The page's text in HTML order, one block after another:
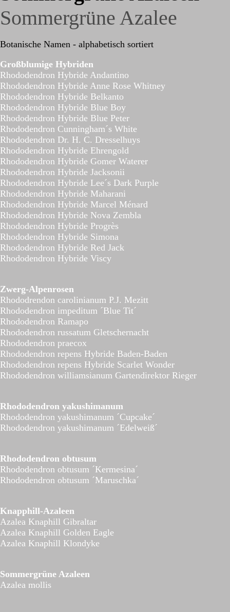
Sommergrüne Azalee
Botanische Namen - alphabetisch sortiert
Großblumige Hybriden
Rhododendron Hybride Andantino
Rhododendron Hybride Anne Rose Whitney
Rhododendron Hybride Belkanto
Rhododendron Hybride Blue Boy
Rhododendron Hybride Blue Peter
Rhododendron Cunningham´s White
Rhododendron Dr. H. C. Dresselhuys
Rhododendron Hybride Ehrengold
Rhododendron Hybride Gomer Waterer
Rhododendron Hybride Jacksonii
Rhododendron Hybride Lee´s Dark Purple
Rhododendron Hybride Maharani
Rhododendron Hybride Marcel Ménard
Rhododendron Hybride Nova Zembla
Rhododendron Hybride Progrès
Rhododendron Hybride Simona
Rhododendron Hybride Red Jack
Rhododendron Hybride Viscy
Zwerg-Alpenrosen
Rhododrendon carolinianum P.J. Mezitt
Rhododendron impeditum ´Blue Tit´
Rhododendron Ramapo
Rhododendron russatum Gletschernacht
Rhododendron praecox
Rhododendron repens Hybride Baden-Baden
Rhododendron repens Hybride Scarlet Wonder
Rhododendron williamsianum Gartendirektor Rieger
Rhododendron yakushimanum
Rhododendron yakushimanum ´Cupcake´
Rhododendron yakushimanum ´Edelweiß´
Rhododendron obtusum
Rhododendron obtusum ´Kermesina´
Rhododendron obtusum ´Maruschka´
Knapphill-Azaleen
Azalea Knaphill Gibraltar
Azalea Knaphill Golden Eagle
Azalea Knaphill Klondyke
Sommergrüne Azaleen
Azalea mollis